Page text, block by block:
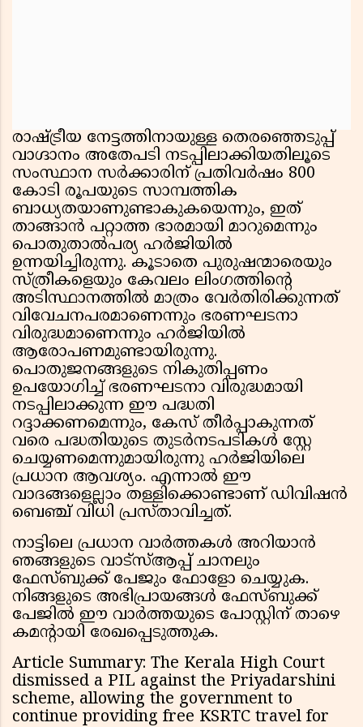
രാഷ്ട്രീയ നേട്ടത്തിനായുള്ള തെരഞ്ഞെടുപ്പ്
വാഗ്ദാനം അതേപടി നടപ്പിലാക്കിയതിലൂടെ
സംസ്ഥാന സർക്കാരിന് പ്രതിവർഷം 800
കോടി രൂപയുടെ സാമ്പത്തിക
ബാധ്യതയാണുണ്ടാകുകയെന്നും, ഇത്
താങ്ങാൻ പറ്റാത്ത ഭാരമായി മാറുമെന്നും
പൊതുതാൽപര്യ ഹർജിയിൽ
ഉന്നയിച്ചിരുന്നു. കൂടാതെ പുരുഷന്മാരെയും
സ്ത്രീകളെയും കേവലം ലിംഗത്തിൻ്റെ
അടിസ്ഥാനത്തിൽ മാത്രം വേർതിരിക്കുന്നത്
വിവേചനപരമാണെന്നും ഭരണഘടനാ
വിരുദ്ധമാണെന്നും ഹർജിയിൽ
ആരോപണമുണ്ടായിരുന്നു.
പൊതുജനങ്ങളുടെ നികുതിപ്പണം
ഉപയോഗിച്ച് ഭരണഘടനാ വിരുദ്ധമായി
നടപ്പിലാക്കുന്ന ഈ പദ്ധതി
റദ്ദാക്കണമെന്നും, കേസ് തീർപ്പാകുന്നത്
വരെ പദ്ധതിയുടെ തുടർനടപടികൾ സ്റ്റേ
ചെയ്യണമെന്നുമായിരുന്നു ഹർജിയിലെ
പ്രധാന ആവശ്യം. എന്നാൽ ഈ
വാദങ്ങളെല്ലാം തള്ളിക്കൊണ്ടാണ് ഡിവിഷൻ
ബെഞ്ച് വിധി പ്രസ്താവിച്ചത്.
നാട്ടിലെ പ്രധാന വാർത്തകൾ അറിയാൻ
ഞങ്ങളുടെ വാട്സ്ആപ്പ് ചാനലും
ഫേസ്ബുക്ക് പേജും ഫോളോ ചെയ്യുക.
നിങ്ങളുടെ അഭിപ്രായങ്ങൾ ഫേസ്ബുക്ക്
പേജിൽ ഈ വാർത്തയുടെ പോസ്റ്റിന് താഴെ
കമൻ്റായി രേഖപ്പെടുത്തുക.
Article Summary: The Kerala High Court
dismissed a PIL against the Priyadarshini
scheme, allowing the government to
continue providing free KSRTC travel for